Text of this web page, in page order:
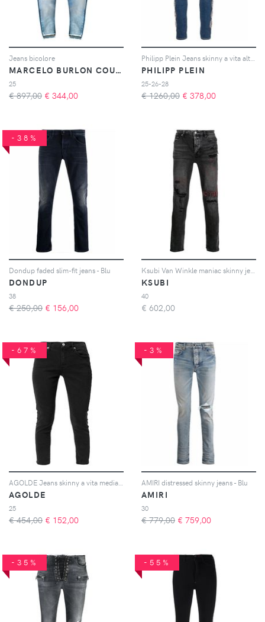
Jeans bicolore
MARCELO BURLON COUNTY OF MILAN
25
€ 897,00 € 344,00
PHILIPP PLEIN
25-26-28
€ 1260,00 € 378,00
-38%
Dondup faded slim-fit jeans - Blu
DONDUP
38
€ 250,00 € 156,00
KSUBI
40
€ 602,00
-67%
AGOLDE
25
€ 454,00 € 152,00
-3%
AMIRI distressed skinny jeans - Blu
AMIRI
30
€ 779,00 € 759,00
-35% -55%